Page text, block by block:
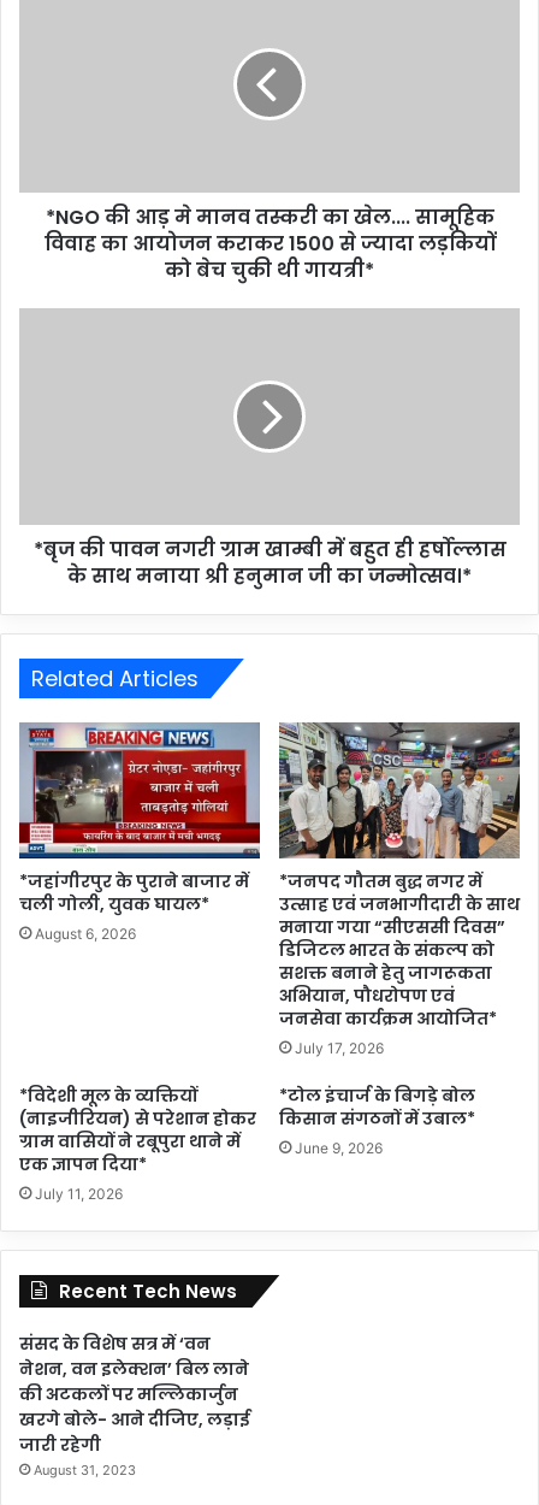
*NGO की आड़ मे मानव तस्करी का खेल.... सामूहिक
विवाह का आयोजन कराकर 1500 से ज्यादा लड़कियों
को बेच चुकी थी गायत्री*
*बृज की पावन नगरी ग्राम खाम्बी में बहुत ही हर्षोल्लास
के साथ मनाया श्री हनुमान जी का जन्मोत्सव।*
Related Articles
*जहांगीरपुर के पुराने बाजार में
चली गोली, युवक घायल*
August 6, 2026
*जनपद गौतम बुद्ध नगर में
उत्साह एवं जनभागीदारी के साथ
मनाया गया “सीएससी दिवस”
डिजिटल भारत के संकल्प को
सशक्त बनाने हेतु जागरूकता
अभियान, पौधरोपण एवं
जनसेवा कार्यक्रम आयोजित*
July 17, 2026
*विदेशी मूल के व्यक्तियों
(नाइजीरियन) से परेशान होकर
ग्राम वासियों ने रबूपुरा थाने में
एक ज्ञापन दिया*
July 11, 2026
*टोल इंचार्ज के बिगड़े बोल
किसान संगठनों में उबाल*
June 9, 2026
Recent Tech News
संसद के विशेष सत्र में ‘वन
नेशन, वन इलेक्शन’ बिल लाने
की अटकलों पर मल्लिकार्जुन
खरगे बोले- आने दीजिए, लड़ाई
जारी रहेगी
August 31, 2023